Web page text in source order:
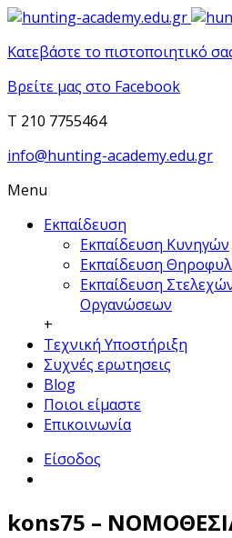
Κατεβάστε το πιστοποιητικό
Βρείτε μας στο Facebook
T 210 7755464
info@hunting-academy.edu.gr
Menu
Εκπαίδευση
Εκπαίδευση Κυνηγών
Εκπαίδευση
Εκπαίδευση
Οργανώσεων
+
Τεχνική Υποστήριξη
Συχνές ερωτησεις
Blog
Ποιοι είμαστε
Επικοινωνία
Είσοδος
kons75 –